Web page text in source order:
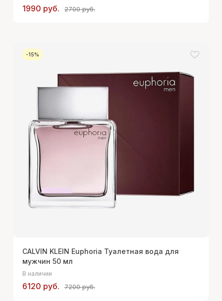
1990 руб. 2700 руб.
-15%
CALVIN KLEIN Euphoria Туалетная вода для
мужчин 50 мл
В наличии
6120 руб. 7200 руб.